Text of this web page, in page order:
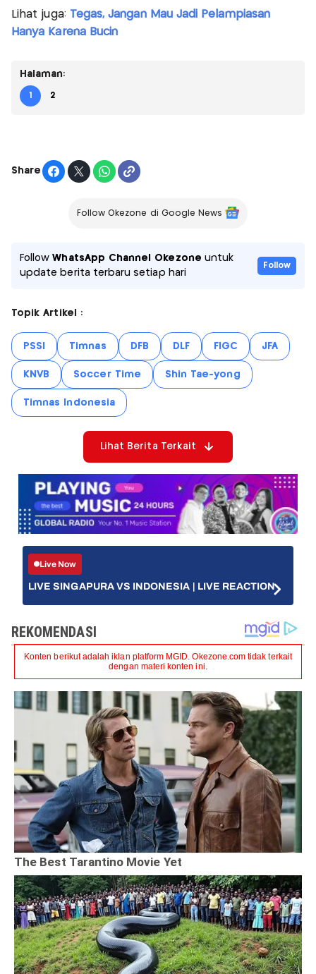
Lihat juga: Tegas, Jangan Mau Jadi Pelampiasan
Hanya Karena Bucin
Halaman:
1 2
Share
Follow Okezone di Google News
FollowWhatsApp Channel Okezone untuk
update berita terbaru setiap hari
Follow
Topik Artikel :
PSSI Timnas DFB DLF FIGC JFA
KNVB Soccer Time Shin Tae-yong
Timnas Indonesia
Lihat Berita Terkait
Live Now
LIVE SINGAPURA VS INDONESIA | LIVE REACTION